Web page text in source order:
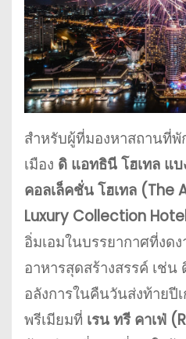
สำหรับผู้ที่มองหาสถานที่พั
เมือง ดิ แอทธินี โฮเทล แ
คอลเล็คชั่น โฮเทล (The
Luxury Collection
อิ่มเอมในบรรยากาศที่งด
อาหารสุดสร้างสรรค์ เช่
อลังการในคืนวันส่งท้ายปี
พรีเมียมที่ เรน ทรี คาเฟ่